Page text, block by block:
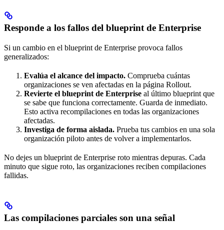
Responde a los fallos del blueprint de Enterprise
Si un cambio en el blueprint de Enterprise provoca fallos
generalizados:
Evalúa el alcance del impacto. Comprueba cuántas
organizaciones se ven afectadas en la página Rollout.
Revierte el blueprint de Enterprise al último blueprint que
se sabe que funciona correctamente. Guarda de inmediato.
Esto activa recompilaciones en todas las organizaciones
afectadas.
Investiga de forma aislada. Prueba tus cambios en una sola
organización piloto antes de volver a implementarlos.
No dejes un blueprint de Enterprise roto mientras depuras. Cada
minuto que sigue roto, las organizaciones reciben compilaciones
fallidas.
Las compilaciones parciales son una señal